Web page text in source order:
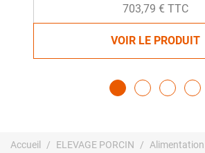
703,79 € TTC
VOIR LE PRODUIT
Accueil ELEVAGE PORCIN